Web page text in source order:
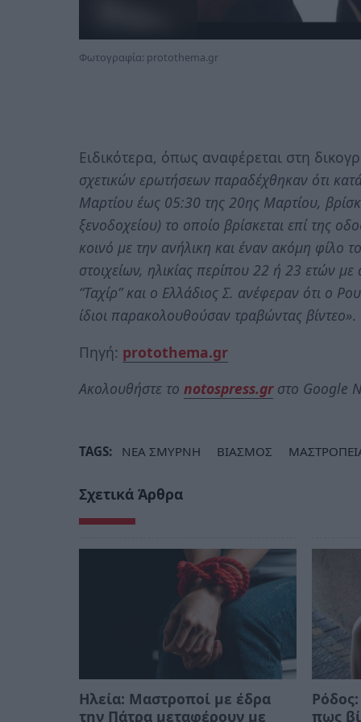
Φωτογραφία: protothema.gr
Ειδικότερα, όπως αναφέρεται στη
σχετικών ερωτήσεων παραδέχθηκαν ότι
Μαρτίου έως 05:30 της 20ης Μαρτίου,
ξενοδοχείου) το οποίο βρίσκεται επί της
κοινό με την ανήλικη και έναν ακόμη φίλο
στοιχείων, ηλικίας περίπου 22 ή 23 ετών
“Ταχίρ” και ο Ελλάδιος Σ. ανέφεραν ότι ο
ίδιοι παρακολουθούσαν τραβώντας βίντεο».
Πηγή: protothema.gr
Ακολουθήστε το notospress.grστο Google
TAGS: ΝΕΑ ΣΜΥΡΝΗ ΒΙΑΣΜΟΣ
Σχετικά Άρθρα
Ηλεία: Μαστροποί με έδρα
την Πάτρα μεταφέρουν με
πως